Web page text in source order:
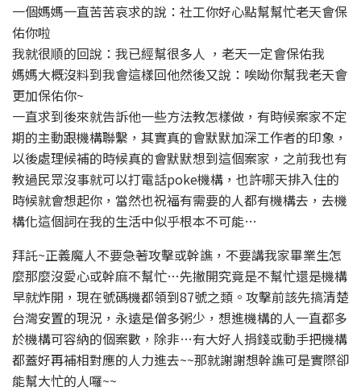
一個媽媽一直苦苦哀求的說：社工你好心點幫幫忙老天會保
佑你啦
我就很順的回說：我已經幫很多人 ，老天一定會保佑我
媽媽大概沒料到我會這樣回他然後又說：唉呦你幫我老天會
更加保佑你~
一直求到後來就告訴他一些方法教怎樣做，有時候案家不定
期的主動跟機構聯繫，其實真的會默默加深工作者的印象，
以後處理候補的時候真的會默默想到這個案家，之前我也有
教過民眾沒事就可以打電話poke機構，也許哪天排入住的
時候就會想起你，當然也祝福有需要的人都有機構去，去機
構化這個詞在我的生活中似乎根本不可能…
拜託~正義魔人不要急著攻擊或幹譙，不要講我家畢業生怎
麼那麼沒愛心或幹麻不幫忙…先撇開究竟是不幫忙還是機構
早就炸開，現在號碼機都領到87號之類。攻擊前該先搞清楚
台灣安置的現況，永遠是僧多粥少，想進機構的人一直都多
於機構可容納的個案數，除非…有大好人捐錢或動手把機構
都蓋好再補相對應的人力進去~~那就謝謝想幹譙可是實際卻
能幫大忙的人囉~~